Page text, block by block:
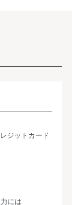
ジットカード
には